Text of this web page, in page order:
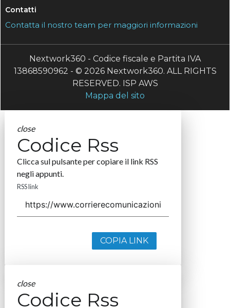
Contatti
Contatta il nostro team per maggiori informazioni
Nextwork360 - Codice fiscale e Partita IVA
13868590962 - © 2026 Nextwork360. ALL RIGHTS
RESERVED. ISP AWS
Mappa del sito
close
Codice Rss
Clicca sul pulsante per copiare il link RSS
negli appunti.
RSS link
COPIA LINK
close
Codice Rss